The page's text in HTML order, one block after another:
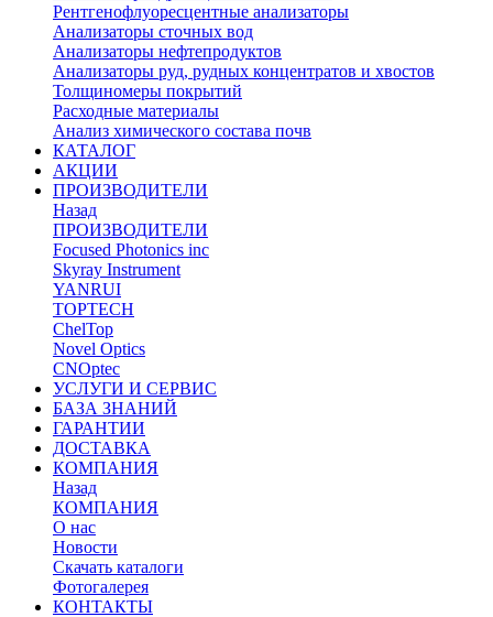
Рентгенофлуоресцентные анализаторы
Анализаторы сточных вод
Анализаторы нефтепродуктов
Анализаторы руд, рудных концентратов и хвостов
Толщиномеры покрытий
Расходные материалы
Анализ химического состава почв
КАТАЛОГ
АКЦИИ
ПРОИЗВОДИТЕЛИ
Назад
ПРОИЗВОДИТЕЛИ
Focused Photonics inc
Skyray Instrument
YANRUI
TOPTECH
ChelTop
Novel Optics
CNOptec
УСЛУГИ И СЕРВИС
БАЗА ЗНАНИЙ
ГАРАНТИИ
ДОСТАВКА
КОМПАНИЯ
Назад
КОМПАНИЯ
О нас
Новости
Скачать каталоги
Фотогалерея
КОНТАКТЫ